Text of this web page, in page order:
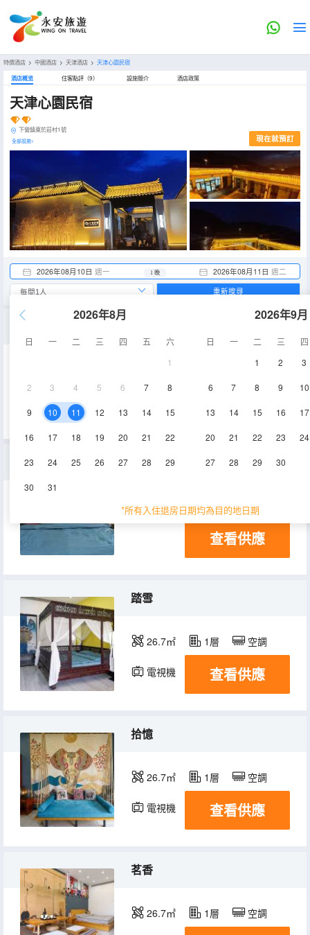
特價酒店 > 中國酒店 > 天津酒店 > 天津心園民宿
酒店概览 住客點評（9） 設施簡介 酒店政策
天津心園民宿
下營鎮東於莊村1號
全部設施> 現在就預訂
2026年08月10日 週一 2026年08月11日 週二
1 晚
2026年8月
日 一 二 三 四 五
六
1
2 3 4 5 6 7 8
9 10 11 12 13 14 15
16 17 18 19 20 21 22
23 24 25 26 27 28 29
30 31
2026年9月
日 一 二 三
四
1
2 3
6 7 8 9 10
13 14 15 16 17
20 21 22 23 24
27 28 29 30
*所有入住退房日期均為目的地日期
重新搜尋
200㎡
流雲
16㎡ 1層 空調
查看供應
踏雪
26.7㎡ 1層 空調
電視機 查看供應
拾憶
26.7㎡ 1層 空調
電視機 查看供應
茗香
26.7㎡ 1層 空調